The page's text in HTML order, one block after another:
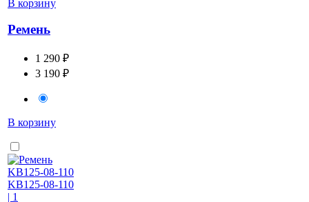
В корзину
Ремень
1 290 ₽
3 190 ₽
В корзину